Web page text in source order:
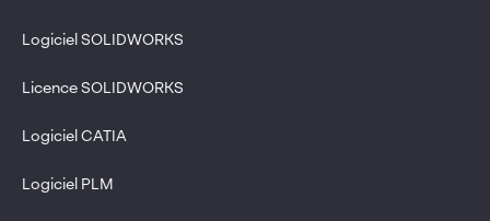
Logiciel SOLIDWORKS
Licence SOLIDWORKS
Logiciel CATIA
Logiciel PLM